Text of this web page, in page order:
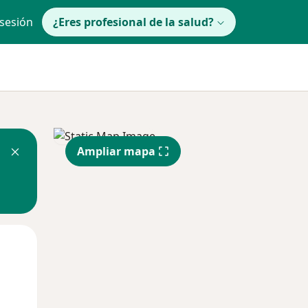
¿Eres profesional de la salud?
Ampliar mapa